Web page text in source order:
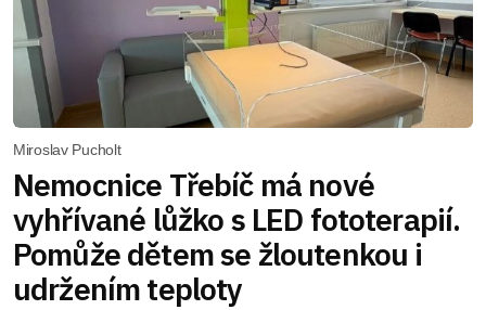
Miroslav Pucholt
Nemocnice Třebíč má nové
vyhřívané lůžko s LED fototerapií.
Pomůže dětem se žloutenkou i
udržením teploty